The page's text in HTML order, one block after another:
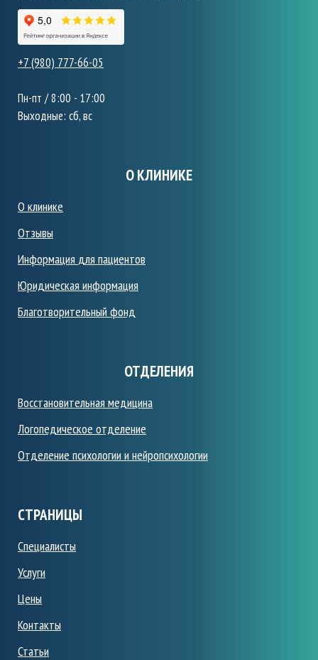
+7 (980) 777-66-05
Пн-пт / 8:00 - 17:00
Выходные: сб, вс
О КЛИНИКЕ
О клинике
Отзывы
Информация для пациентов
Юридическая информация
Благотворительный фонд
ОТДЕЛЕНИЯ
Восстановительная медицина
Логопедическое отделение
Отделение психологии и нейропсихологии
СТРАНИЦЫ
Специалисты
Услуги
Цены
Контакты
Статьи